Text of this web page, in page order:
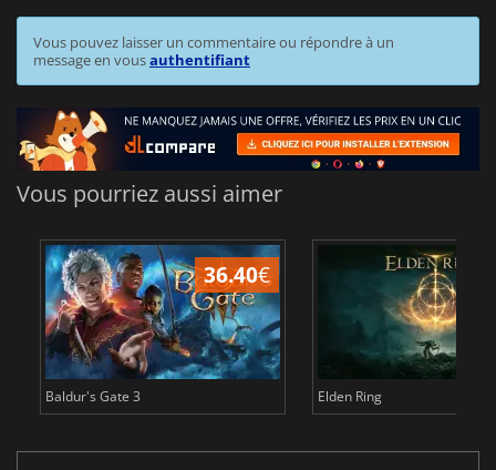
Vous pouvez laisser un commentaire ou répondre à un
message en vousauthentifiant
Vous pourriez aussi aimer
36.40€
Baldur's Gate 3 Elden Ring